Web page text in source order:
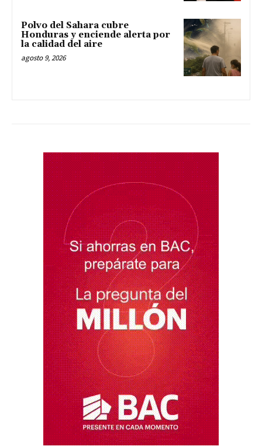
Polvo del Sahara cubre
Honduras y enciende alerta por
la calidad del aire
agosto 9, 2026